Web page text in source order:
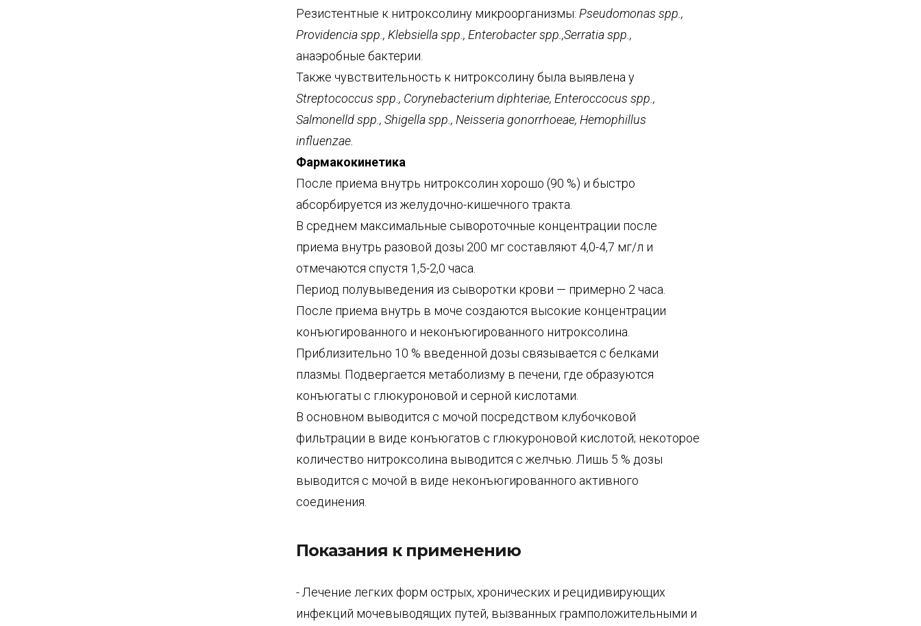
Резистентные к нитроксолину микроорганизмы: Pseudomonas spp.,
Providencia spp., Klebsiella spp., Enterobacter spp.,Serratia spp.,
анаэробные бактерии.
Также чувствительность к нитроксолину была выявлена у
Streptococcus spp ., Corynebacterium diphteriae, Enteroccocus spp.,
Salmonelld spp., Shigella spp., Neisseria gonorrhoeae, Hemophillus
influenzae.
Фармакокинетика
После приема внутрь нитроксолин хорошо (90 %) и быстро
абсорбируется из желудочно-кишечного тракта.
В среднем максимальные сывороточные концентрации после
приема внутрь разовой дозы 200 мг составляют 4,0-4,7 мг/л и
отмечаются спустя 1,5-2,0 часа.
Период полувыведения из сыворотки крови — примерно 2 часа.
После приема внутрь в моче создаются высокие концентрации
конъюгированного и неконъюгированного нитроксолина.
Приблизительно 10 % введенной дозы связывается с белками
плазмы. Подвергается метаболизму в печени, где образуются
конъюгаты с глюкуроновой и серной кислотами.
В основном выводится с мочой посредством клубочковой
фильтрации в виде конъюгатов с глюкуроновой кислотой; некоторое
количество нитроксолина выводится с желчью. Лишь 5 % дозы
выводится с мочой в виде неконъюгированного активного
соединения.
Показания к применению
- Лечение легких форм острых, хронических и рецидивирующих
инфекций мочевыводящих путей, вызванных грамположительными и